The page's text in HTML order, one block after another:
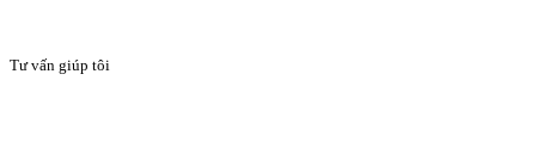
Tư vấn giúp tôi